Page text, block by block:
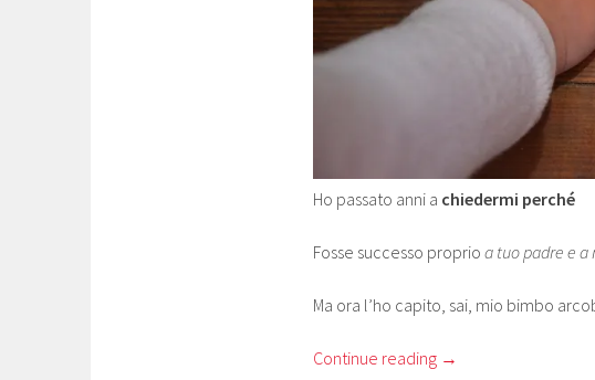
Ho passato anni a chiedermi perché
Fosse successo proprio a tuo padre e a
Ma ora l’ho capito, sai, mio bimbo
Continue reading →